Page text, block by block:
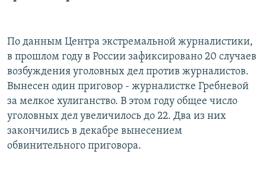
По данным Центра экстремальной журналистики,
в прошлом году в России зафиксировано 20 случаев
возбуждения уголовных дел против журналистов.
Вынесен один приговор - журналистке Гребневой
за мелкое хулиганство. В этом году общее число
уголовных дел увеличилось до 22. Два из них
закончились в декабре вынесением
обвинительного приговора.